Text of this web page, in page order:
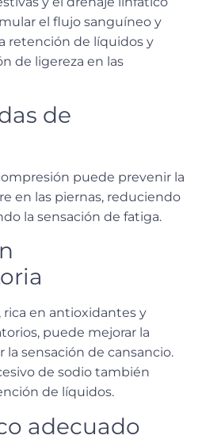
el flujo sanguíneo y
retención de líquidos y
de ligereza en las
de
puede prevenir la
en las piernas, reduciendo
la sensación de fatiga.
, rica en antioxidantes y
puede mejorar la
sensación de cansancio.
de sodio también
de líquidos.
adecuado